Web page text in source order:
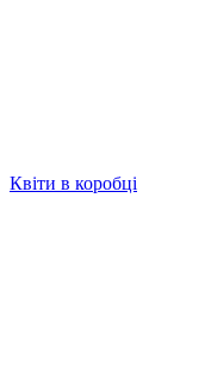
Квiти в коробцi